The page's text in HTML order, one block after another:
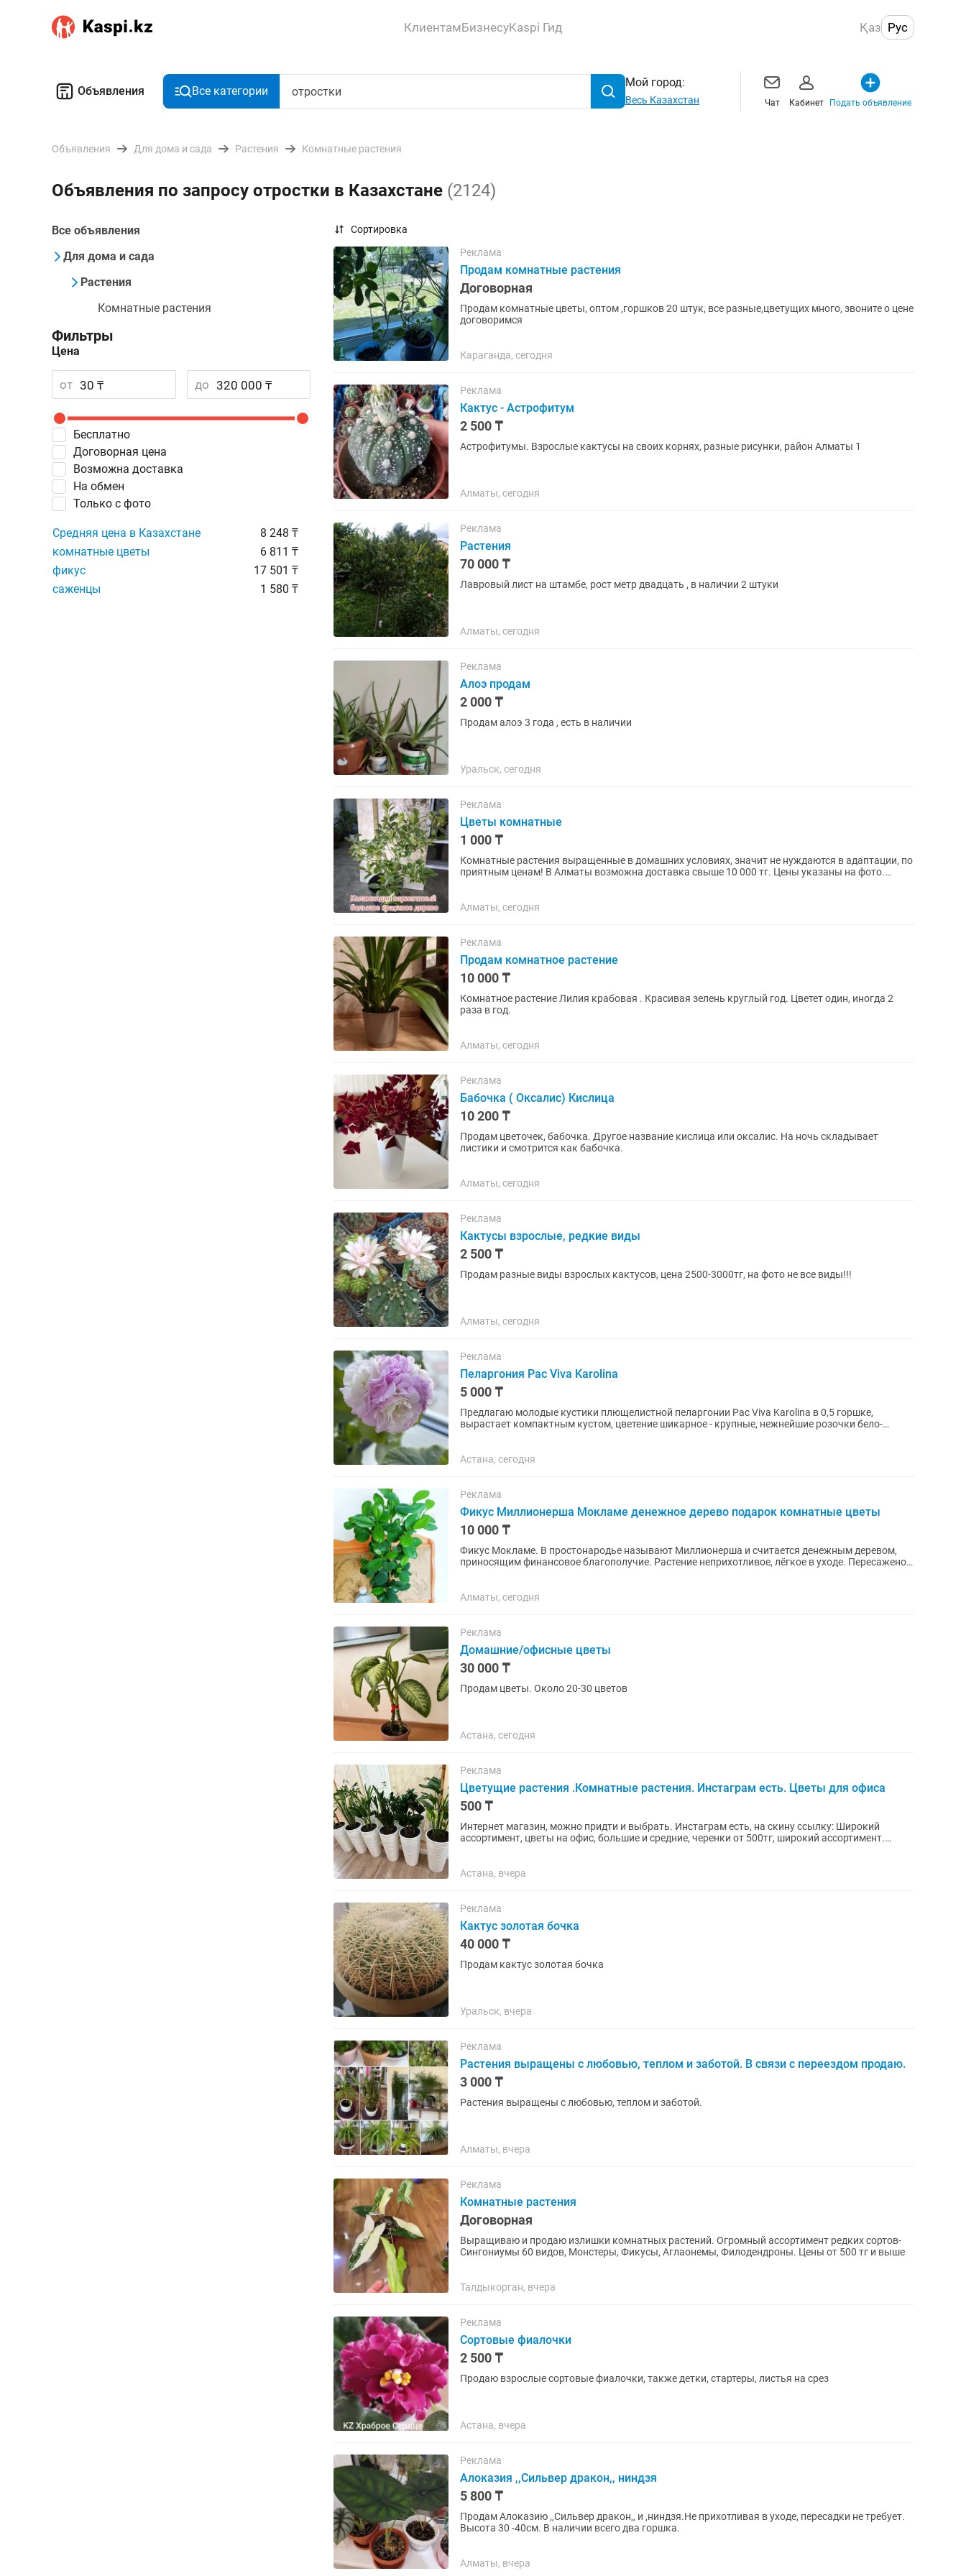
КлиентамБизнесуKaspi Гид Қаз Рус
Объявления Все категории
Мой город:
Весь Казахстан Чат Кабинет Подать объявление
Объявления Для дома и сада Растения Комнатные растения
Объявления по запросу отростки в Казахстане (2124)
Все объявления
Для дома и сада
Растения
Комнатные растения
Фильтры
Цена
от до
Бесплатно
Договорная цена
Возможна доставка
На обмен
Только с фото
Средняя цена в Казахстане
8 248 ₸
комнатные цветы
6 811 ₸
фикус
17 501 ₸
саженцы
1 580 ₸
Сортировка
Реклама
Продам комнатные растения
Договорная
Продам комнатные цветы, оптом ,горшков 20 штук, все разные,цветущих много, звоните о цене
договоримся
Караганда, сегодня
Реклама
Кактус - Астрофитум
2 500 ₸
Астрофитумы. Взрослые кактусы на своих корнях, разные рисунки, район Алматы 1
Алматы, сегодня
Реклама
Растения
70 000 ₸
Лавровый лист на штамбе, рост метр двадцать , в наличии 2 штуки
Алматы, сегодня
Реклама
Алоэ продам
2 000 ₸
Продам алоэ 3 года , есть в наличии
Уральск, сегодня
Реклама
Цветы комнатные
1 000 ₸
Комнатные растения выращенные в домашних условиях, значит не нуждаются в адаптации, по
приятным ценам! В Алматы возможна доставка свыше 10 000 тг. Цены указаны на фото.
Алматы, сегодня
Реклама
Продам комнатное растение
10 000 ₸
Комнатное растение Лилия крабовая . Красивая зелень круглый год. Цветет один, иногда 2
раза в год.
Алматы, сегодня
Реклама
Бабочка ( Оксалис) Кислица
10 200 ₸
Продам цветочек, бабочка. Другое название кислица или оксалис. На ночь складывает
листики и смотрится как бабочка.
Алматы, сегодня
Реклама
Кактусы взрослые, редкие виды
2 500 ₸
Продам разные виды взрослых кактусов, цена 2500-3000тг, на фото не все виды!!!
Алматы, сегодня
Реклама
Пеларгония Pac Viva Karolina
5 000 ₸
Предлагаю молодые кустики плющелистной пеларгонии Pac Viva Karolina в 0,5 горшке,
вырастает компактным кустом, цветение шикарное - крупные, нежнейшие розочки бело-
Астана, сегодня
Реклама
Фикус Миллионерша Мокламе денежное дерево подарок комнатные цветы
10 000 ₸
Фикус Мокламе. В простонародье называют Миллионерша и считается денежным деревом,
приносящим финансовое благополучие. Растение неприхотливое, лёгкое в уходе. Пересажено с
Алматы, сегодня
Реклама
Домашние/офисные цветы
30 000 ₸
Продам цветы. Около 20-30 цветов
Астана, сегодня
Реклама
Цветущие растения .Комнатные растения. Инстаграм есть. Цветы для офиса
500 ₸
Интернет магазин, можно придти и выбрать. Инстаграм есть, на скину ссылку: Широкий
ассортимент, цветы на офис, большие и средние, черенки от 500тг, широкий ассортимент.
Астана, вчера
Реклама
Кактус золотая бочка
40 000 ₸
Продам кактус золотая бочка
Уральск, вчера
Реклама
Растения выращены с любовью, теплом и заботой. В связи с переездом продаю.
3 000 ₸
Растения выращены с любовью, теплом и заботой.
Алматы, вчера
Реклама
Комнатные растения
Договорная
Выращиваю и продаю излишки комнатных растений. Огромный ассортимент редких сортов-
Сингониумы 60 видов, Монстеры, Фикусы, Аглаонемы, Филодендроны. Цены от 500 тг и выше
Талдыкорган, вчера
Реклама
Сортовые фиалочки
2 500 ₸
Продаю взрослые сортовые фиалочки, также детки, стартеры, листья на срез
Астана, вчера
Реклама
Алоказия ,,Сильвер дракон,, ниндзя
5 800 ₸
Продам Алоказию ,,Сильвер дракон,, и ,ниндзя.Не прихотливая в уходе, пересадки не требует.
Высота 30 -40см. В наличии всего два горшка.
Алматы, вчера